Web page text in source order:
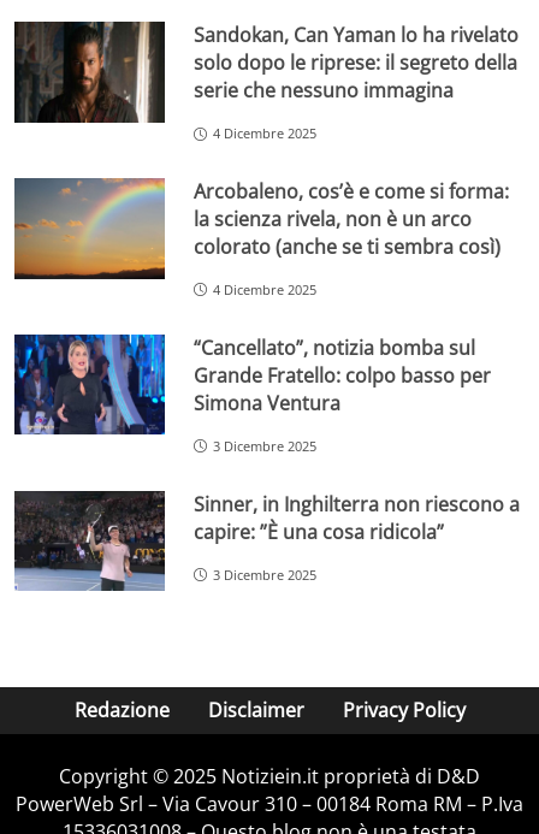
Sandokan, Can Yaman lo ha rivelato
solo dopo le riprese: il segreto della
serie che nessuno immagina
4 Dicembre 2025
Arcobaleno, cos’è e come si forma:
la scienza rivela, non è un arco
colorato (anche se ti sembra così)
4 Dicembre 2025
“Cancellato”, notizia bomba sul
Grande Fratello: colpo basso per
Simona Ventura
3 Dicembre 2025
Sinner, in Inghilterra non riescono a
capire: ”È una cosa ridicola”
3 Dicembre 2025
Redazione Disclaimer Privacy Policy
Copyright © 2025 Notiziein.it proprietà di D&D
PowerWeb Srl – Via Cavour 310 – 00184 Roma RM – P.Iva